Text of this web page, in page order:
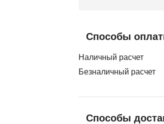
Способы
Наличный расчет
Безналичный расчет
Способы